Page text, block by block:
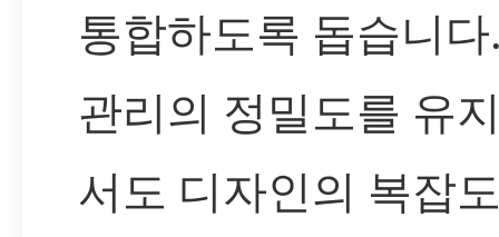
통합하도록 돕습니
관리의 정밀도를 유
서도 디자인의 복잡